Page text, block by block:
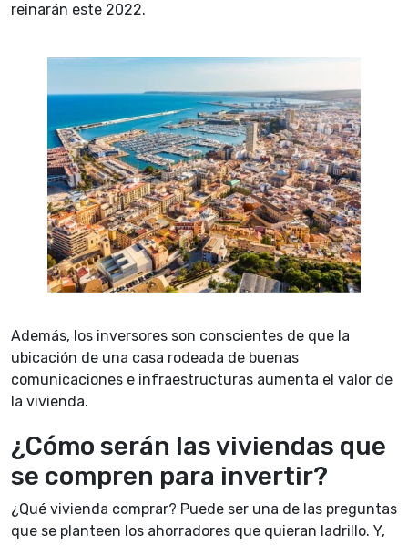
reinarán este 2022.
Además, los inversores son conscientes de que la
ubicación de una casa rodeada de buenas
comunicaciones e infraestructuras aumenta el valor de
la vivienda.
¿Cómo serán las viviendas que
se compren para invertir?
¿Qué vivienda comprar? Puede ser una de las preguntas
que se planteen los ahorradores que quieran ladrillo. Y,